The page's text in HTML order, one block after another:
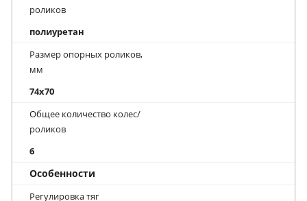
роликов
полиуретан
Размер опорных роликов,
мм
74x70
Общее количество колес/
роликов
6
Особенности
Регулировка тяг